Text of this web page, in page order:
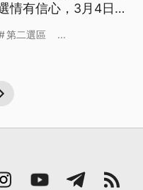
情有信心，3月4日將
第二選區 ...